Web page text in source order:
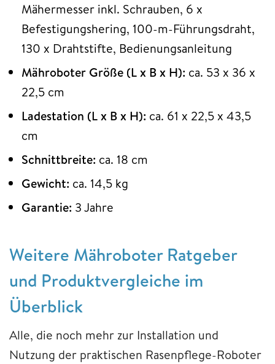
Mähermesser inkl. Schrauben, 6 x
Befestigungshering, 100-m-Führungsdraht,
130 x Drahtstifte, Bedienungsanleitung
Mähroboter Größe (L x B x H): ca. 53 x 36 x
22,5 cm
Ladestation (L x B x H): ca. 61 x 22,5 x 43,5
cm
Schnittbreite: ca. 18 cm
Gewicht: ca. 14,5 kg
Garantie: 3 Jahre
Weitere Mähroboter Ratgeber
und Produktvergleiche im
Überblick
Alle, die noch mehr zur Installation und
Nutzung der praktischen Rasenpflege-Roboter